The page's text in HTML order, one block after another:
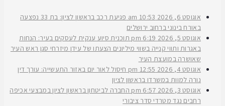
אוגוסט 6, 2026 10:53 am
פגיעת רכב בראשון לציון: בת 33 נפצעה
באורח בינוני ברחוב ירושלים
אוגוסט 5, 2026
6:19 pm
תוכנית סיוע ענקית לעסקים בעיר: הנחות
באגרות ותווי קנייה בשווי מיליונים הצעתו של עידן מיזרחי סגן ראש העיר
שאושרה במועצת העיר
אוגוסט 4, 2026
12:55 pm
חיסול לאור יום באזור התעשייה: עורך דין
נורה למוות במשרדו בראשון לציון
אוגוסט 3, 2026
6:57 pm
החברה לביטחון בראשון לציון במבצעי אכיפה
רחבים נגד מטרדי סדר ציבורי